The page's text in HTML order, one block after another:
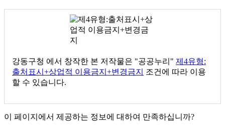
강동구청 에서 창작한 본 저작물은 "공공누리" 제4유형:
출처표시+상업적 이용금지+변경금지
조건에 따라 이용
할 수 있습니다.
이 페이지에서 제공하는 정보에 대하여 만족하십니까?